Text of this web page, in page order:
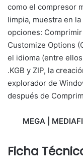
como el compresor
limpia, muestra en
opciones:
Customize Options
el idioma (entre
.KGB y ZIP, la
explorador de
después de
MEGA |
Ficha